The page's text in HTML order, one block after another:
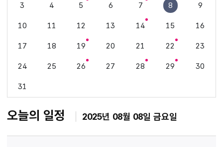
3 4 5 6 7 8 9
10 11 12 13 14 15 16
17 18 19 20 21 22 23
24 25 26 27 28 29 30
31
오늘의 일정 2025년 08월 08일 금요일